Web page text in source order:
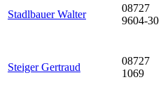
Stadlbauer Walter
08727
9604-30
Steiger Gertraud
08727
1069